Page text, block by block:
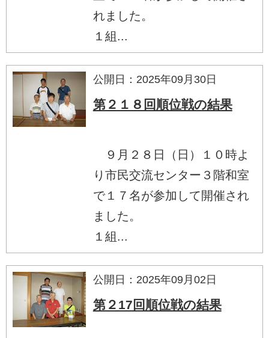
れました。
１組...
公開日：2025年09月30日
第２１８回順位戦の結果
９月２８日（日）１０時よ
り市民交流センター３階和室
で１７名が参加して開催され
ました。
１組...
公開日：2025年09月02日
第２17回順位戦の結果